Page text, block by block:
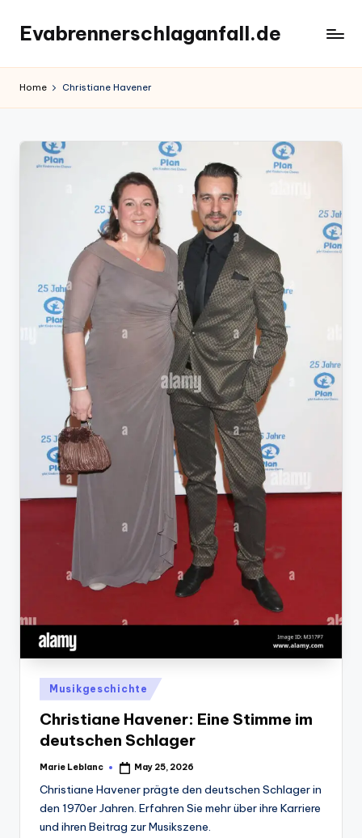
content
Evabrennerschlaganfall.de
Home Christiane Havener
Posted
in
Musikgeschichte
Christiane Havener: Eine Stimme im
deutschen Schlager
Posted
Marie Leblanc May 25, 2026
Christiane Havener prägte den deutschen Schlager in
den 1970er Jahren. Erfahren Sie mehr über ihre Karriere
und ihren Beitrag zur Musikszene.